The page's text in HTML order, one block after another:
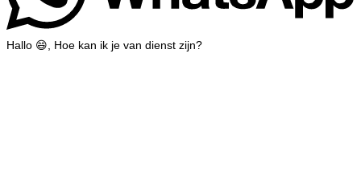
Hallo 😄, Hoe kan ik je van dienst zijn?